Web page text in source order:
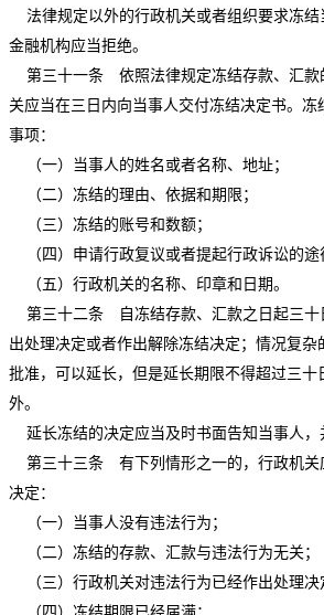
法律规定以外的行政机关或者组织要求冻结
金融机构应当拒绝。
第三十一条 依照法律规定冻结存款、汇款
关应当在三日内向当事人交付冻结决定书。冻
事项：
（一）当事人的姓名或者名称、地址；
（二）冻结的理由、依据和期限；
（三）冻结的账号和数额；
（四）申请行政复议或者提起行政诉讼的途
（五）行政机关的名称、印章和日期。
第三十二条 自冻结存款、汇款之日起三十
出处理决定或者作出解除冻结决定；情况复杂
批准，可以延长，但是延长期限不得超过三十
外。
延长冻结的决定应当及时书面告知当事人，
第三十三条 有下列情形之一的，行政机关
决定：
（一）当事人没有违法行为；
（二）冻结的存款、汇款与违法行为无关；
（三）行政机关对违法行为已经作出处理决